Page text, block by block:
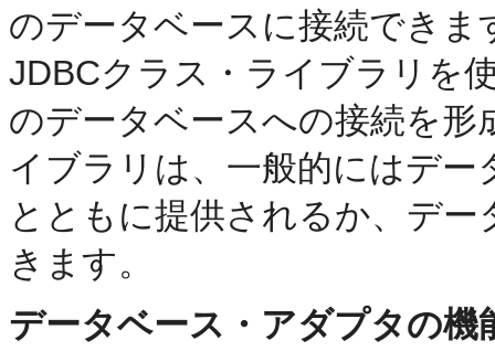
のデータベースに接続でき
JDBCクラス・ライブラリを
のデータベースへの接続を
イブラリは、一般的にはデ
とともに提供されるか、デ
きます。
データベース・アダプタの機